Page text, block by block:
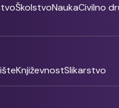
ŠkolstvoNaukaCivilno
KnjiževnostSlikarstvo